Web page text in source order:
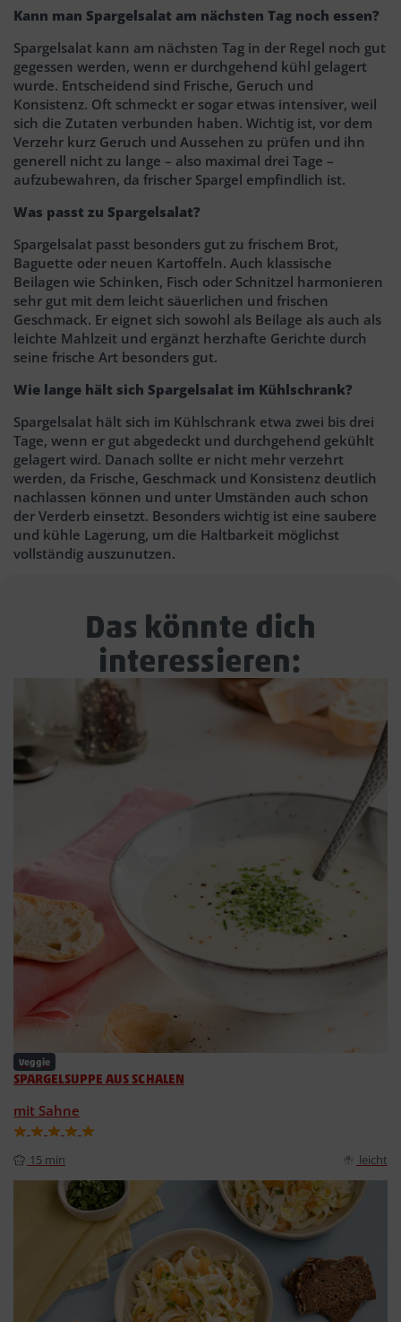
Kann man Spargelsalat am nächsten Tag noch essen?
Spargelsalat kann am nächsten Tag in der Regel noch gut
gegessen werden, wenn er durchgehend kühl gelagert
wurde. Entscheidend sind Frische, Geruch und
Konsistenz. Oft schmeckt er sogar etwas intensiver, weil
sich die Zutaten verbunden haben. Wichtig ist, vor dem
Verzehr kurz Geruch und Aussehen zu prüfen und ihn
generell nicht zu lange – also maximal drei Tage –
aufzubewahren, da frischer Spargel empfindlich ist.
Was passt zu Spargelsalat?
Spargelsalat passt besonders gut zu frischem Brot,
Baguette oder neuen Kartoffeln. Auch klassische
Beilagen wie Schinken, Fisch oder Schnitzel harmonieren
sehr gut mit dem leicht säuerlichen und frischen
Geschmack. Er eignet sich sowohl als Beilage als auch als
leichte Mahlzeit und ergänzt herzhafte Gerichte durch
seine frische Art besonders gut.
Wie lange hält sich Spargelsalat im Kühlschrank?
Spargelsalat hält sich im Kühlschrank etwa zwei bis drei
Tage, wenn er gut abgedeckt und durchgehend gekühlt
gelagert wird. Danach sollte er nicht mehr verzehrt
werden, da Frische, Geschmack und Konsistenz deutlich
nachlassen können und unter Umständen auch schon
der Verderb einsetzt. Besonders wichtig ist eine saubere
und kühle Lagerung, um die Haltbarkeit möglichst
vollständig auszunutzen.
Das könnte dich
interessieren:
Veggie
SPARGELSUPPE AUS SCHALEN
mit Sahne
15 min leicht